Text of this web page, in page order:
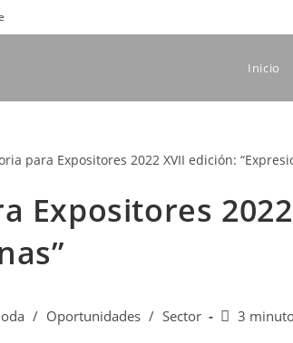
Inicio
Expositores
/ Oportunidades / Sector 3